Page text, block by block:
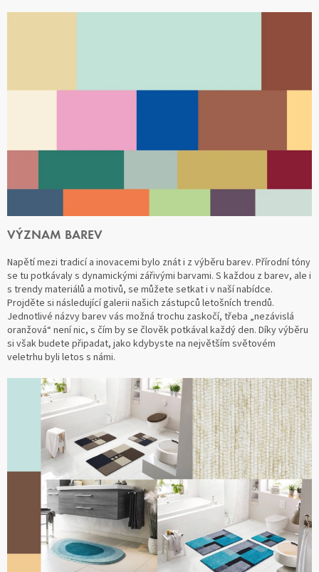
VÝZNAM BAREV
Napětí mezi tradicí a inovacemi bylo znát i z výběru barev. Přírodní tóny
se tu potkávaly s dynamickými zářivými barvami. S každou z barev, ale i
s trendy materiálů a motivů, se můžete setkat i v naší nabídce.
Projděte si následující galerii našich zástupců letošních trendů.
Jednotlivé názvy barev vás možná trochu zaskočí, třeba „nezávislá
oranžová“ není nic, s čím by se člověk potkával každý den. Díky výběru
si však budete připadat, jako kdybyste na největším světovém
veletrhu byli letos s námi.